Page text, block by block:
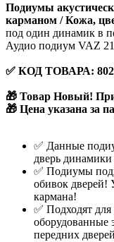
Подиумы
карманом / Кожа,
под один динамик в
Аудио подиум VAZ
✅ КОД ТОВАРА:
🎁 Товар Новый!
🎁 Цена указана за
✅ Данные
дверь
✅ Подиумы
обивок дверей!
кармана!
✅ Подходят
оборудованные
передних